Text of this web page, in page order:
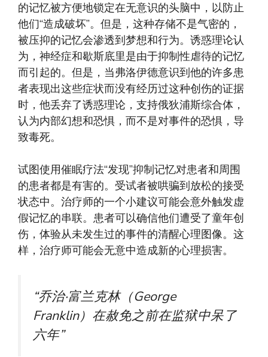
的记忆被方便地锁定在无意识的头脑中，以防止
他们“造成破坏”。但是，这种存储不是气密的，
被压抑的记忆会渗透到梦想和行为。诱惑理论认
为，神经症和歇斯底里是由于抑制性虐待的记忆
而引起的。但是，当弗洛伊德意识到他的许多患
者表现出这些症状而没有经历过这种创伤的证据
时，他丢弃了诱惑理论，支持俄狄浦斯综合体，
认为内部幻想和恐惧，而不是对事件的恐惧，导
致毒死。
试图使用催眠疗法“发现”抑制记忆对患者和周围
的患者都是有害的。受试者被哄骗到放松的接受
状态中。治疗师的一个小建议可能会意外触发虚
假记忆的串联。患者可以确信他们遭受了童年创
伤，体验从未发生过的事件的清醒心理图像。这
样，治疗师可能会无意中造成新的心理损害。
“乔治·富兰克林（George
Franklin）在赦免之前在监狱中呆了
六年”